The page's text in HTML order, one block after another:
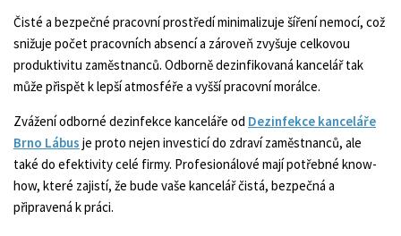
Čisté a bezpečné pracovní prostředí minimalizuje šíření nemocí, což
snižuje počet pracovních absencí a zároveň zvyšuje celkovou
produktivitu zaměstnanců. Odborně dezinfikovaná kancelář tak
může přispět k lepší atmosféře a vyšší pracovní morálce.
Zvážení odborné dezinfekce kanceláře od Dezinfekce kanceláře
Brno Lábus je proto nejen investicí do zdraví zaměstnanců, ale
také do efektivity celé firmy. Profesionálové mají potřebné know-
how, které zajistí, že bude vaše kancelář čistá, bezpečná a
připravená k práci.